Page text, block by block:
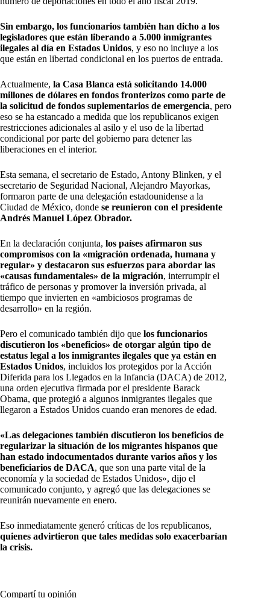
Sin embargo, los funcionarios también han dicho a los
legisladores que están liberando a 5.000 inmigrantes
ilegales al día en Estados Unidos, y eso no incluye a los
que están en libertad condicional en los puertos de entrada.
Actualmente, la Casa Blanca está solicitando 14.000
millones de dólares en fondos fronterizos como parte de
la solicitud de fondos suplementarios de emergencia, pero
eso se ha estancado a medida que los republicanos exigen
restricciones adicionales al asilo y el uso de la libertad
condicional por parte del gobierno para detener las
liberaciones en el interior.
Esta semana, el secretario de Estado, Antony Blinken, y el
secretario de Seguridad Nacional, Alejandro Mayorkas,
formaron parte de una delegación estadounidense a la
Ciudad de México, donde se reunieron con el presidente
Andrés Manuel López Obrador.
En la declaración conjunta, los países afirmaron sus
compromisos con la «migración ordenada, humana y
regular» y destacaron sus esfuerzos para abordar las
«causas fundamentales» de la migración, interrumpir el
tráfico de personas y promover la inversión privada, al
tiempo que invierten en «ambiciosos programas de
desarrollo» en la región.
Pero el comunicado también dijo que los funcionarios
discutieron los «beneficios» de otorgar algún tipo de
estatus legal a los inmigrantes ilegales que ya están en
Estados Unidos, incluidos los protegidos por la Acción
Diferida para los Llegados en la Infancia (DACA) de 2012,
una orden ejecutiva firmada por el presidente Barack
Obama, que protegió a algunos inmigrantes ilegales que
llegaron a Estados Unidos cuando eran menores de edad.
«Las delegaciones también discutieron los beneficios de
regularizar la situación de los migrantes hispanos que
han estado indocumentados durante varios años y los
beneficiarios de DACA, que son una parte vital de la
economía y la sociedad de Estados Unidos», dijo el
comunicado conjunto, y agregó que las delegaciones se
reunirán nuevamente en enero.
Eso inmediatamente generó críticas de los republicanos,
quienes advirtieron que tales medidas solo exacerbarían
la crisis.
Compartí tu opinión